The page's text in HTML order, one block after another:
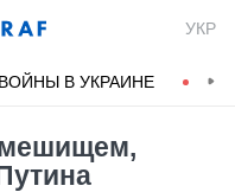
УКР
В УКРАИНЕ